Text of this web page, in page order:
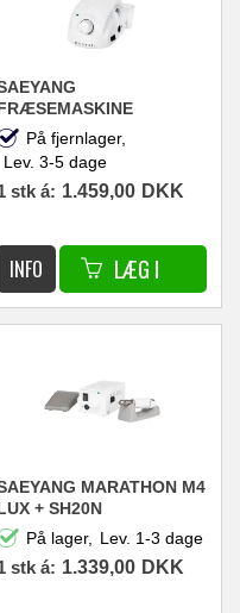
3 CHAMPION
HVID + H35LSP GRÅ
På fjernlager,
Lev. 3-5 dage
stk á: 1.459,00 DKK
MARATHON M4
+ SH20N
30.000RPM 45W
På lager, Lev. 1-3 dage
stk á: 1.339,00 DKK